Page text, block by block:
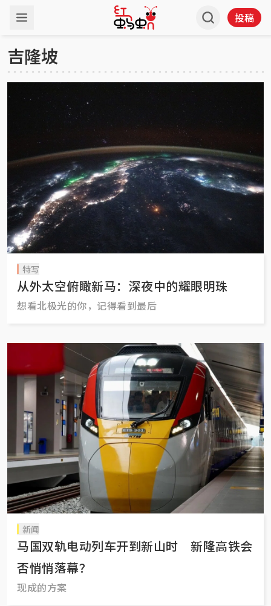
投稿
吉隆坡
特写
从外太空俯瞰新马：深夜中的耀眼明珠
想看北极光的你，记得看到最后
新闻
马国双轨电动列车开到新山时 新隆高铁会
否悄悄落幕？
现成的方案